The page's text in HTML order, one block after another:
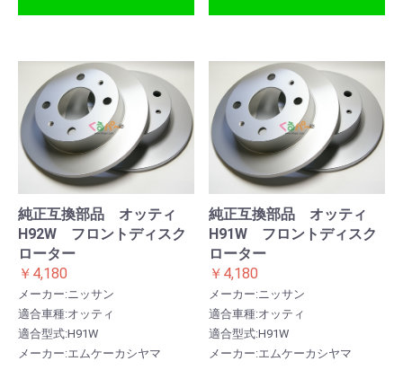
純正互換部品 オッティ
H92W フロントディスク
ローター
￥4,180
メーカー:ニッサン
適合車種:オッティ
適合型式:H91W
メーカー:エムケーカシヤマ
純正互換部品 オッティ
H91W フロントディスク
ローター
￥4,180
メーカー:ニッサン
適合車種:オッティ
適合型式:H91W
メーカー:エムケーカシヤマ